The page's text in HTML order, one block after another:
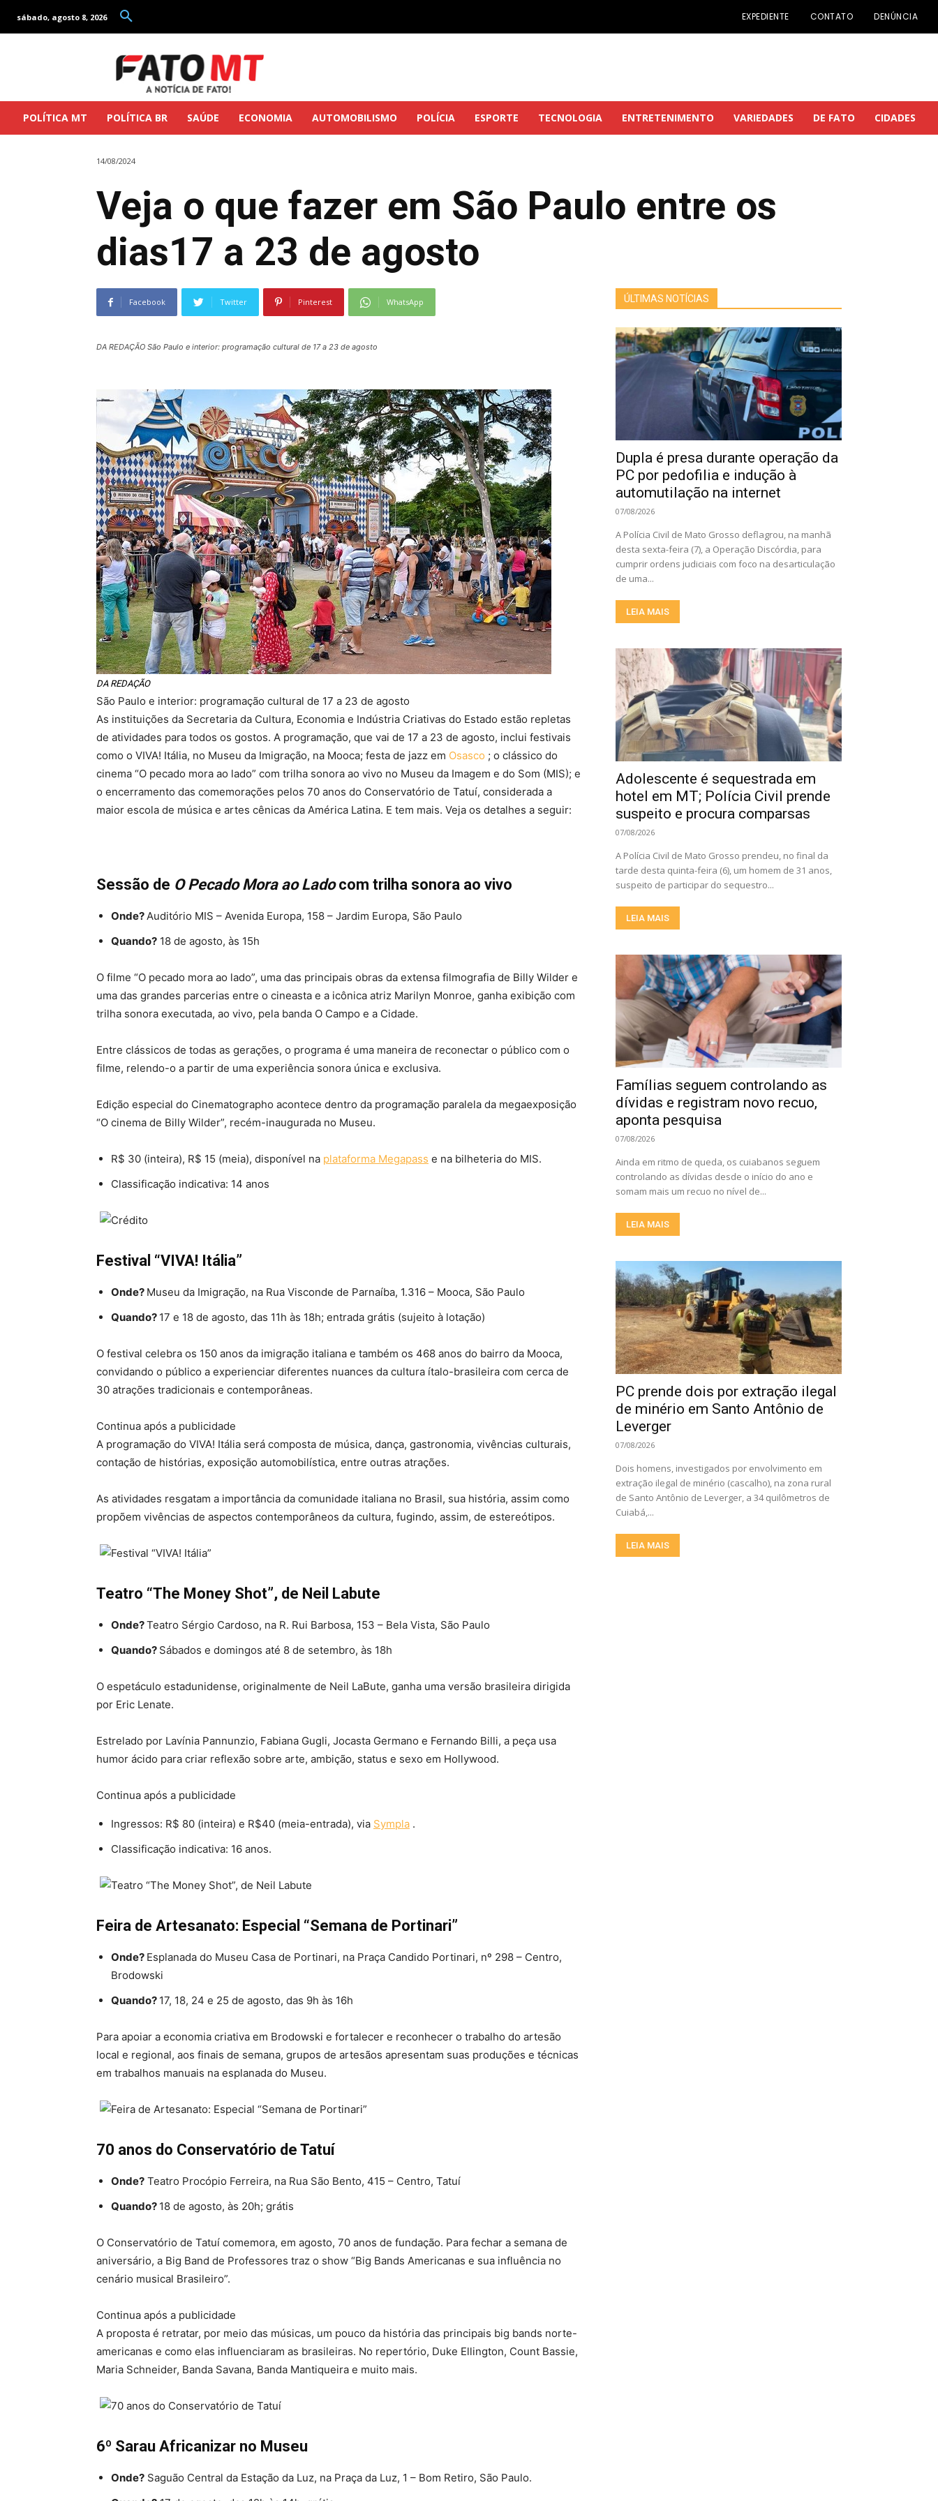
sábado, agosto 8, 2026 EXPEDIENTE CONTATO DENÚNCIA
POLÍTICA MT POLÍTICA BR SAÚDE ECONOMIA AUTOMOBILISMO POLÍCIA ESPORTE TECNOLOGIA ENTRETENIMENTO VARIEDADES DE FATO CIDADES
14/08/2024
Veja o que fazer em São Paulo entre os
dias17 a 23 de agosto
Facebook Twitter Pinterest WhatsApp
DA REDAÇÃO São Paulo e interior: programação cultural de 17 a 23 de agosto
DA REDAÇÃO
São Paulo e interior: programação cultural de 17 a 23 de agosto
As instituições da Secretaria da Cultura, Economia e Indústria Criativas do Estado estão repletas
de atividades para todos os gostos. A programação, que vai de 17 a 23 de agosto, inclui festivais
como o VIVA! Itália, no Museu da Imigração, na Mooca; festa de jazz em Osasco ; o clássico do
cinema “O pecado mora ao lado” com trilha sonora ao vivo no Museu da Imagem e do Som (MIS); e
o encerramento das comemorações pelos 70 anos do Conservatório de Tatuí, considerada a
maior escola de música e artes cênicas da América Latina. E tem mais. Veja os detalhes a seguir:
Sessão de O Pecado Mora ao Ladocom trilha sonora ao vivo
Onde?Auditório MIS – Avenida Europa, 158 – Jardim Europa, São Paulo
Quando? 18 de agosto, às 15h
O filme “O pecado mora ao lado”, uma das principais obras da extensa filmografia de Billy Wilder e
uma das grandes parcerias entre o cineasta e a icônica atriz Marilyn Monroe, ganha exibição com
trilha sonora executada, ao vivo, pela banda O Campo e a Cidade.
Entre clássicos de todas as gerações, o programa é uma maneira de reconectar o público com o
filme, relendo-o a partir de uma experiência sonora única e exclusiva.
Edição especial do Cinematographo acontece dentro da programação paralela da megaexposição
“O cinema de Billy Wilder”, recém-inaugurada no Museu.
R$ 30 (inteira), R$ 15 (meia), disponível na plataforma Megapass e na bilheteria do MIS.
Classificação indicativa: 14 anos
Festival “VIVA! Itália”
Onde? Museu da Imigração, na Rua Visconde de Parnaíba, 1.316 – Mooca, São Paulo
Quando? 17 e 18 de agosto, das 11h às 18h; entrada grátis (sujeito à lotação)
O festival celebra os 150 anos da imigração italiana e também os 468 anos do bairro da Mooca,
convidando o público a experienciar diferentes nuances da cultura ítalo-brasileira com cerca de
30 atrações tradicionais e contemporâneas.
Continua após a publicidade
A programação do VIVA! Itália será composta de música, dança, gastronomia, vivências culturais,
contação de histórias, exposição automobilística, entre outras atrações.
As atividades resgatam a importância da comunidade italiana no Brasil, sua história, assim como
propõem vivências de aspectos contemporâneos da cultura, fugindo, assim, de estereótipos.
Teatro “The Money Shot”, de Neil Labute
Onde?Teatro Sérgio Cardoso, na R. Rui Barbosa, 153 – Bela Vista, São Paulo
Quando? Sábados e domingos até 8 de setembro, às 18h
O espetáculo estadunidense, originalmente de Neil LaBute, ganha uma versão brasileira dirigida
por Eric Lenate.
Estrelado por Lavínia Pannunzio, Fabiana Gugli, Jocasta Germano e Fernando Billi, a peça usa
humor ácido para criar reflexão sobre arte, ambição, status e sexo em Hollywood.
Continua após a publicidade
Ingressos: R$ 80 (inteira) e R$40 (meia-entrada), via Sympla .
Classificação indicativa: 16 anos.
Feira de Artesanato: Especial “Semana de Portinari”
Onde? Esplanada do Museu Casa de Portinari, na Praça Candido Portinari, nº 298 – Centro,
Brodowski
Quando? 17, 18, 24 e 25 de agosto, das 9h às 16h
Para apoiar a economia criativa em Brodowski e fortalecer e reconhecer o trabalho do artesão
local e regional, aos finais de semana, grupos de artesãos apresentam suas produções e técnicas
em trabalhos manuais na esplanada do Museu.
70 anos do Conservatório de Tatuí
Onde? Teatro Procópio Ferreira, na Rua São Bento, 415 – Centro, Tatuí
Quando? 18 de agosto, às 20h; grátis
O Conservatório de Tatuí comemora, em agosto, 70 anos de fundação. Para fechar a semana de
aniversário, a Big Band de Professores traz o show “Big Bands Americanas e sua influência no
cenário musical Brasileiro”.
Continua após a publicidade
A proposta é retratar, por meio das músicas, um pouco da história das principais big bands norte-
americanas e como elas influenciaram as brasileiras. No repertório, Duke Ellington, Count Bassie,
Maria Schneider, Banda Savana, Banda Mantiqueira e muito mais.
6º Sarau Africanizar no Museu
Onde? Saguão Central da Estação da Luz, na Praça da Luz, 1 – Bom Retiro, São Paulo.
ÚLTIMAS NOTÍCIAS
Dupla é presa durante operação da
PC por pedofilia e indução à
automutilação na internet
07/08/2026
A Polícia Civil de Mato Grosso deflagrou, na manhã
desta sexta-feira (7), a Operação Discórdia, para
cumprir ordens judiciais com foco na desarticulação
de uma...
LEIA MAIS
Adolescente é sequestrada em
hotel em MT; Polícia Civil prende
suspeito e procura comparsas
07/08/2026
A Polícia Civil de Mato Grosso prendeu, no final da
tarde desta quinta-feira (6), um homem de 31 anos,
suspeito de participar do sequestro...
LEIA MAIS
Famílias seguem controlando as
dívidas e registram novo recuo,
aponta pesquisa
07/08/2026
Ainda em ritmo de queda, os cuiabanos seguem
controlando as dívidas desde o início do ano e
somam mais um recuo no nível de...
LEIA MAIS
PC prende dois por extração ilegal
de minério em Santo Antônio de
Leverger
07/08/2026
Dois homens, investigados por envolvimento em
extração ilegal de minério (cascalho), na zona rural
de Santo Antônio de Leverger, a 34 quilômetros de
Cuiabá,...
LEIA MAIS